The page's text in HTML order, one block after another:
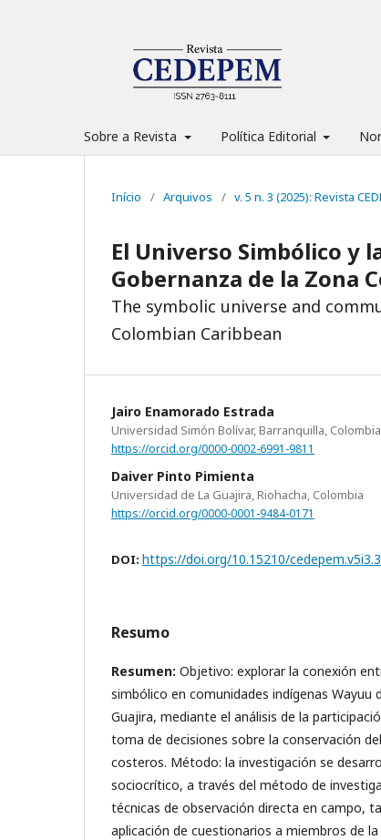
Sobre a Revista Política Editorial
Início / Arquivos / v. 5 n. 3 (2025): Revista
El Universo Simbólico y
Gobernanza de la Zona
The symbolic universe and
Colombian Caribbean
Jairo Enamorado Estrada
Universidad Simón Bolívar, Barranquilla, Colombia
https://orcid.org/0000-0002-6991-9811
Daiver Pinto Pimienta
Universidad de La Guajira, Riohacha, Colombia
https://orcid.org/0000-0001-9484-0171
DOI: https://doi.org/10.15210/
Resumo
Resumen: Objetivo: explorar la conexión
simbólico en comunidades indígenas Wayuu
Guajira, mediante el análisis de la
toma de decisiones sobre la conservación
costeros. Método: la investigación se
sociocrítico, a través del método de
técnicas de observación directa en campo,
aplicación de cuestionarios a miembros de